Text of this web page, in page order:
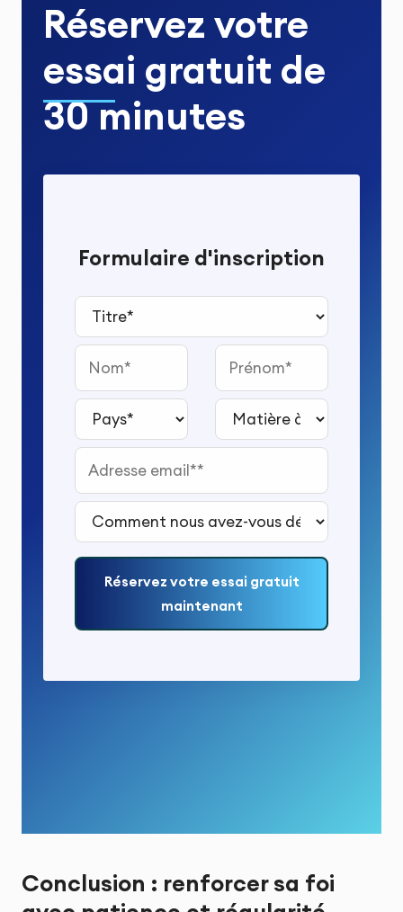
Réservez votre
essai gratuit de
30 minutes
Formulaire d'inscription
Titre*
Nom Prénom
Pays* Matière à étudier*
Adresse email*
Comment nous avez-vous découvert ?*
Réservez votre essai gratuit
maintenant
Conclusion : renforcer sa foi